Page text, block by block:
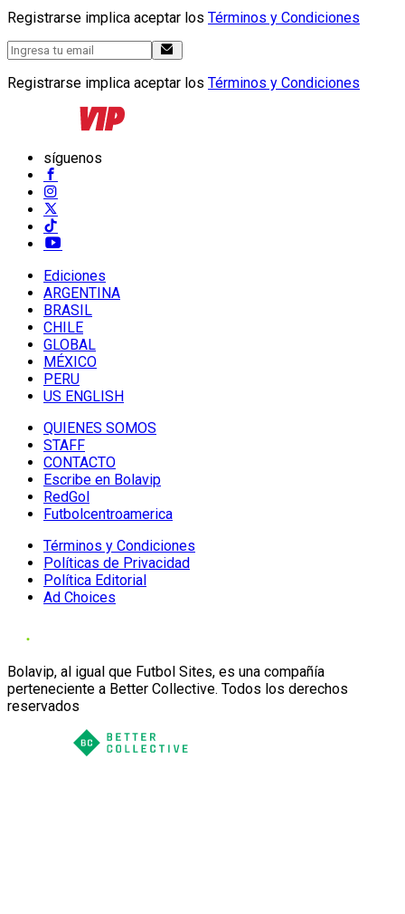
Registrarse implica aceptar los Términos y Condiciones
Registrarse implica aceptar los Términos y Condiciones
síguenos
Ediciones
ARGENTINA
BRASIL
CHILE
GLOBAL
MÉXICO
PERU
US ENGLISH
QUIENES SOMOS
STAFF
CONTACTO
Escribe en Bolavip
RedGol
Futbolcentroamerica
Términos y Condiciones
Políticas de Privacidad
Política Editorial
Ad Choices
Bolavip, al igual que Futbol Sites, es una compañía
perteneciente a Better Collective. Todos los derechos
reservados